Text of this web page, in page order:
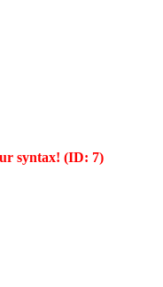
syntax! (ID: 7)